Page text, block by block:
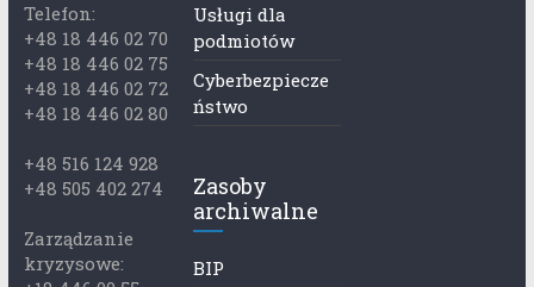
Telefon:
+48 18 446 02 70
+48 18 446 02 75
+48 18 446 02 72
+48 18 446 02 80
+48 516 124 928
+48 505 402 274
Zarządzanie
kryzysowe:
Usługi dla
podmiotów
Cyberbezpiecze
ństwo
Zasoby
archiwalne
BIP